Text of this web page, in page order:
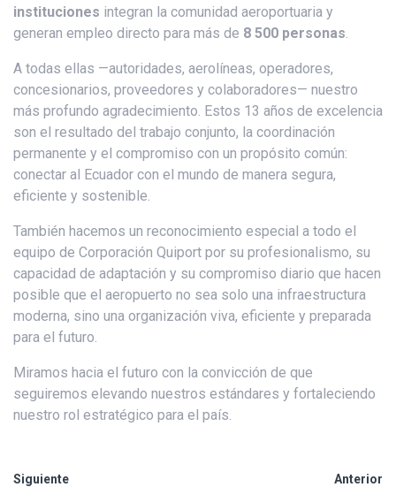
instituciones integran la comunidad aeroportuaria y
generan empleo directo para más de 8 500 personas
A todas ellas —autoridades, aerolíneas, operadores,
concesionarios, proveedores y colaboradores— nuestro
más profundo agradecimiento. Estos 13 años de excelencia
son el resultado del trabajo conjunto, la coordinación
permanente y el compromiso con un propósito común:
conectar al Ecuador con el mundo de manera segura,
eficiente y sostenible.
También hacemos un reconocimiento especial a todo el
equipo de Corporación Quiport por su profesionalismo, su
capacidad de adaptación y su compromiso diario que hacen
posible que el aeropuerto no sea solo una infraestructura
moderna, sino una organización viva, eficiente y preparada
para el futuro.
Miramos hacia el futuro con la convicción de que
seguiremos elevando nuestros estándares y fortaleciendo
nuestro rol estratégico para el país.
Siguiente Anterior